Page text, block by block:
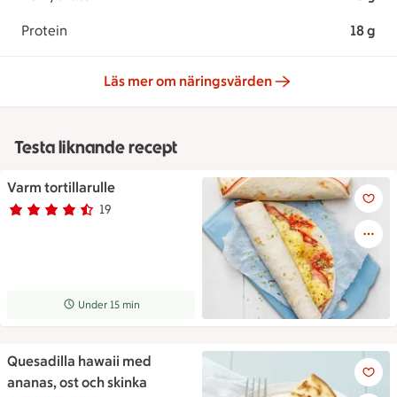
Protein 18 g
Läs mer om näringsvärden
Testa liknande recept
Varm tortillarulle
Betyg 4.4 av 5. 19
19 personer har röstat
Receptet tar Under 15 min att tillaga
Under 15 min
Varm tortillarulle
Quesadilla hawaii med
ananas, ost och skinka
Quesadilla hawaii med